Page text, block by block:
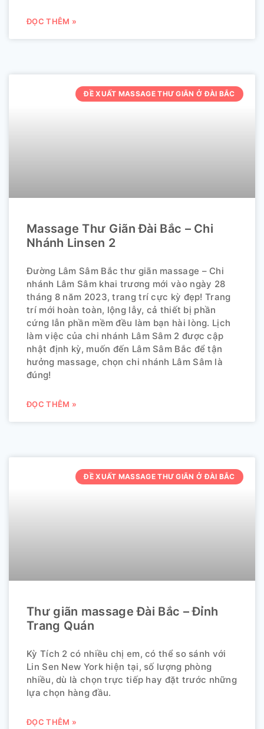
ĐỌC THÊM »
ĐỀ XUẤT MASSAGE THƯ GIÃN Ở ĐÀI BẮC
Massage Thư Giãn Đài Bắc – Chi
Nhánh Linsen 2
Đường Lâm Sâm Bắc thư giãn massage – Chi
nhánh Lâm Sâm khai trương mới vào ngày 28
tháng 8 năm 2023, trang trí cực kỳ đẹp! Trang
trí mới hoàn toàn, lộng lẫy, cả thiết bị phần
cứng lẫn phần mềm đều làm bạn hài lòng. Lịch
làm việc của chi nhánh Lâm Sâm 2 được cập
nhật định kỳ, muốn đến Lâm Sâm Bắc để tận
hưởng massage, chọn chi nhánh Lâm Sâm là
đúng!
ĐỌC THÊM »
ĐỀ XUẤT MASSAGE THƯ GIÃN Ở ĐÀI BẮC
Thư giãn massage Đài Bắc – Đỉnh
Trang Quán
Kỳ Tích 2 có nhiều chị em, có thể so sánh với
Lin Sen New York hiện tại, số lượng phòng
nhiều, dù là chọn trực tiếp hay đặt trước những
lựa chọn hàng đầu.
ĐỌC THÊM »